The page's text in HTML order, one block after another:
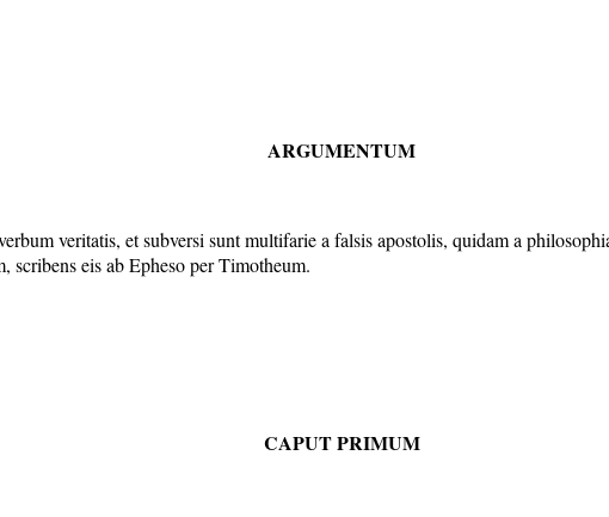
ARGUMENTUM
veritatis, et subversi sunt multifarie a falsis apostolis, quidam a
scribens eis ab Epheso per Timotheum.
CAPUT PRIMUM